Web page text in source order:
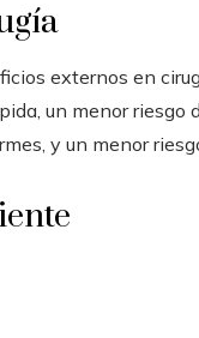
externos en
un menor riesgo
y un menor